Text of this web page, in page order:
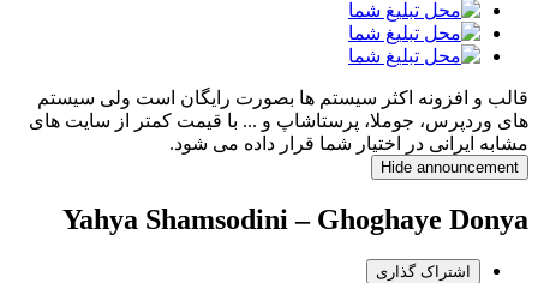
قالب و افزونه اکثر سیستم ها بصورت رایگان است ولی سیستم
های وردپرس، جوملا، پرستاشاپ و ... با قیمت کمتر از سایت های
مشابه ایرانی در اختیار شما قرار داده می شود.
Hide announcement
Yahya Shamsodini – Ghoghaye Donya
اشتراک گذاری